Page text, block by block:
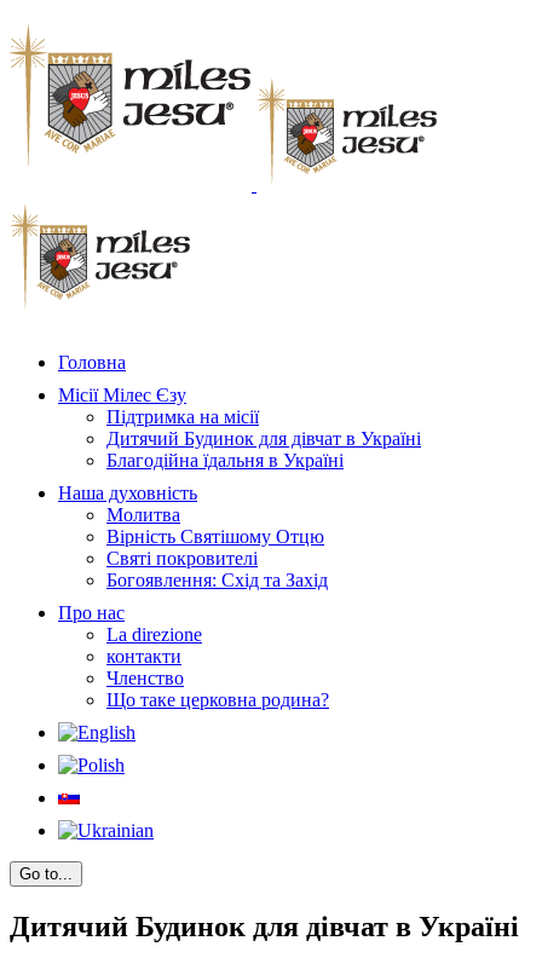
to
content
Головна
Місії Мілес Єзу
Підтримка на місії
Дитячий Будинок для дівчат в Україні
Благодійна їдальня в Україні
Наша духовність
Молитва
Вірність Святішому Отцю
Святі покровителі
Богоявлення: Схід та Захід
Про нас
La direzione
контакти
Членство
Що таке церковна родина?
Go to...
Дитячий Будинок для дівчат в Україні